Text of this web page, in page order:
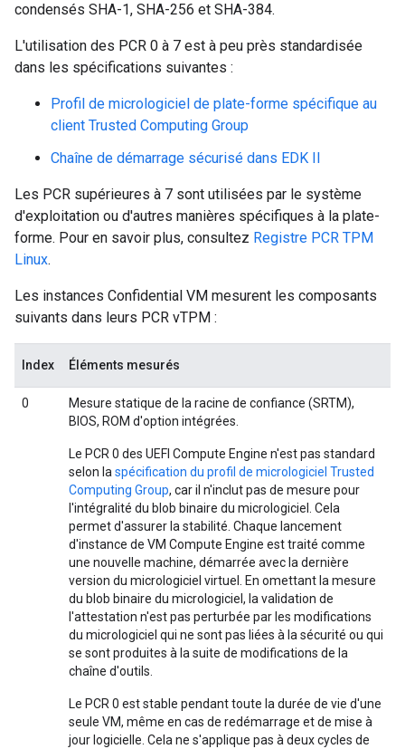
condensés SHA-1, SHA-256 et SHA-384.
L'utilisation des PCR 0 à 7 est à peu près standardisée
dans les spécifications suivantes :
Profil de micrologiciel de plate-forme spécifique au
client Trusted Computing Group
Chaîne de démarrage sécurisé dans EDK II
Les PCR supérieures à 7 sont utilisées par le système
d'exploitation ou d'autres manières spécifiques à la plate-
forme. Pour en savoir plus, consultez Registre PCR TPM
Linux.
Les instances Confidential VM mesurent les composants
suivants dans leurs PCR vTPM :
Index Éléments mesurés
0
Mesure statique de la racine de confiance (SRTM),
BIOS, ROM d'option intégrées.
Le PCR 0 des UEFI Compute Engine n'est pas standard
selon la spécification du profil de micrologiciel Trusted
Computing Group, car il n'inclut pas de mesure pour
l'intégralité du blob binaire du micrologiciel. Cela
permet d'assurer la stabilité. Chaque lancement
d'instance de VM Compute Engine est traité comme
une nouvelle machine, démarrée avec la dernière
version du micrologiciel virtuel. En omettant la mesure
du blob binaire du micrologiciel, la validation de
l'attestation n'est pas perturbée par les modifications
du micrologiciel qui ne sont pas liées à la sécurité ou qui
se sont produites à la suite de modifications de la
chaîne d'outils.
Le PCR 0 est stable pendant toute la durée de vie d'une
seule VM, même en cas de redémarrage et de mise à
jour logicielle. Cela ne s'applique pas à deux cycles de